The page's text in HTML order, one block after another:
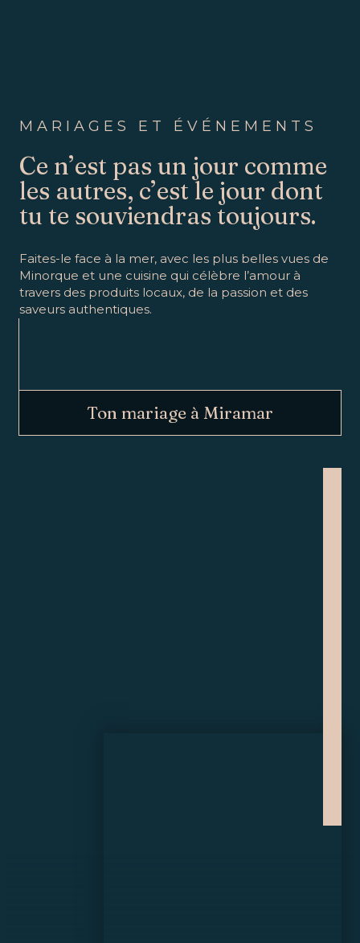
MARIAGES ET ÉVÉNEMENTS
Ce n’est pas un jour comme
les autres, c’est le jour dont
tu te souviendras toujours.
Faites-le face à la mer, avec les plus belles vues de
Minorque et une cuisine qui célèbre l’amour à
travers des produits locaux, de la passion et des
saveurs authentiques.
Ton mariage à Miramar